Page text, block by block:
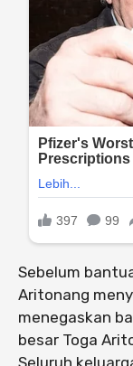
Sebelum
Aritonang
menegaskan
besar Toga